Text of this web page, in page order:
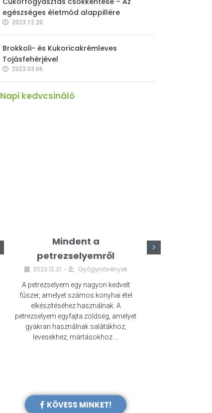
egészséges életmód alappillére
2023.12.20.
Brokkoli- és Kukoricakrémleves
Tojásfehérjével
2023.03.06.
Napi kedvcsináló
Mindent a
petrezselyemről
2023.12.21. • Gyógynövények
A petrezselyem egy nagyon kedvelt
fűszer, amelyet számos konyhai étel
elkészítéséhez használnak. A
petrezselyem egyfajta zöldség, amelyet
gyakran használnak salátákhoz,
levesekhez, mártásokhoz …
KÖVESS MINKET!